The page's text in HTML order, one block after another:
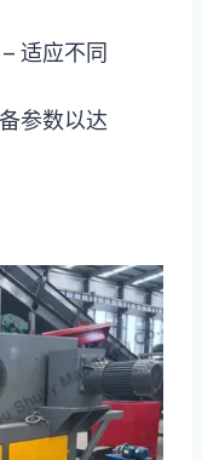
– 适应不同
参数以达